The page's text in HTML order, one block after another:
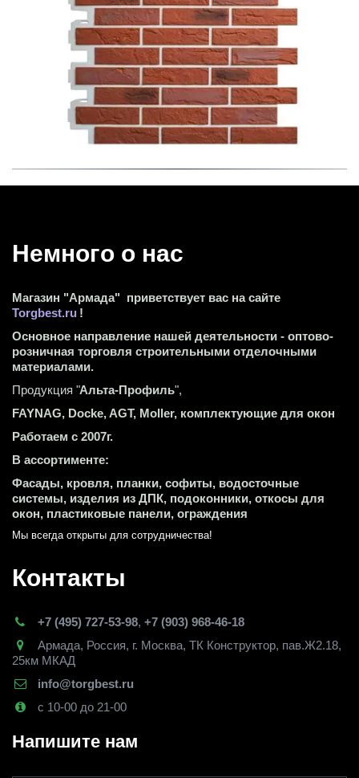
Немного о нас
Магазин "Армада"  приветствует вас на сайте
Torgbest.ru !
Основное направление нашей деятельности - оптово-
розничная торговля строительными отделочными
материалами.
Продукция "Альта-Профиль",
FAYNAG, Docke, AGT, Moller, комплектующие для окон
Работаем с 2007г.
В ассортименте:
Фасады, кровля, планки, софиты, водосточные
системы, изделия из ДПК, подоконники, откосы для
окон, пластиковые панели, ограждения
Мы всегда открыты для сотрудничества!
Контакты
+7 (495) 727-53-98, +7 (903) 968-46-18
Армада, Россия, г. Москва, ТК Конструктор, пав.Ж2.18,
25км МКАД
info@torgbest.ru
с 10-00 до 21-00
Напишите нам